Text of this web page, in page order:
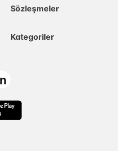
Sözleşmeler
Kategoriler